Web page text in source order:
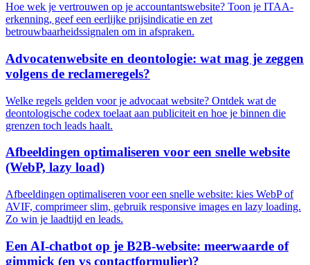
Hoe wek je vertrouwen op je accountantswebsite? Toon je ITAA-
erkenning, geef een eerlijke prijsindicatie en zet
betrouwbaarheidssignalen om in afspraken.
Advocatenwebsite en deontologie: wat mag je zeggen
volgens de reclameregels?
Welke regels gelden voor je advocaat website? Ontdek wat de
deontologische codex toelaat aan publiciteit en hoe je binnen die
grenzen toch leads haalt.
Afbeeldingen optimaliseren voor een snelle website
(WebP, lazy load)
Afbeeldingen optimaliseren voor een snelle website: kies WebP of
AVIF, comprimeer slim, gebruik responsive images en lazy loading.
Zo win je laadtijd en leads.
Een AI-chatbot op je B2B-website: meerwaarde of
gimmick (en vs contactformulier)?